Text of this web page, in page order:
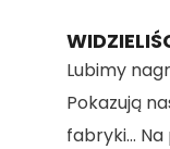
Lubimy
Pokazują
fabryki...